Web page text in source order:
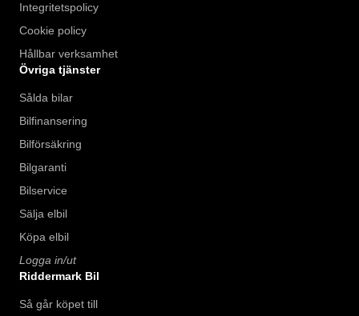
Integritetspolicy
Cookie policy
Hållbar verksamhet
Övriga tjänster
Sålda bilar
Bilfinansering
Bilförsäkring
Bilgaranti
Bilservice
Sälja elbil
Köpa elbil
Logga in/ut
Riddermark Bil
Så går köpet till